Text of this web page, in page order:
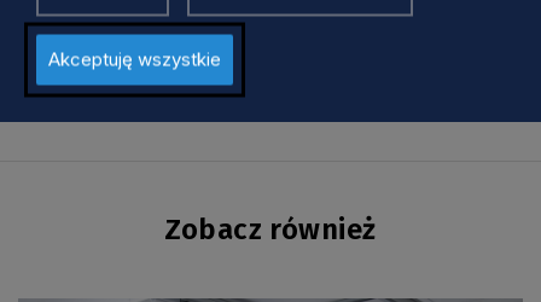
Zobacz również
Akceptuję wszystkie